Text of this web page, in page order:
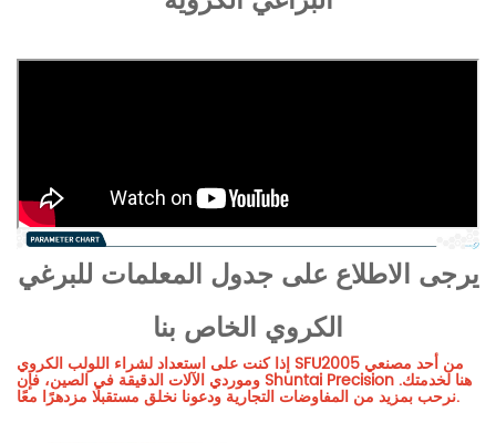
يرجى الاطلاع على جدول المعلمات للبرغي
الكروي الخاص بنا
إذا كنت على استعداد لشراء اللولب الكروي SFU2005 من أحد مصنعي
وموردي الآلات الدقيقة في الصين، فإن Shuntai Precision هنا لخدمتك.
نرحب بمزيد من المفاوضات التجارية ودعونا نخلق مستقبلًا مزدهرًا معًا.